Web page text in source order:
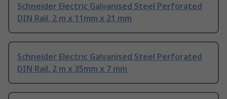
Schneider Electric Galvanised Steel Perforated
DIN Rail, 2 m x 11mm x 21 mm
Schneider Electric Galvanised Steel Perforated
DIN Rail, 2 m x 35mm x 7 mm